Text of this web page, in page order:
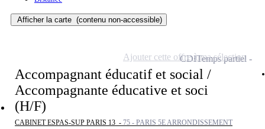
Afficher la carte (contenu non-accessible)
Accompagnant éducatif et social /
Accompagnante éducative et soci
(H/F)
CABINET ESPAS-SUP PARIS 13 - 75 - PARIS 5E ARRONDISSEMENT
CDITemps partiel
Ajouter cette offre à ma sélection